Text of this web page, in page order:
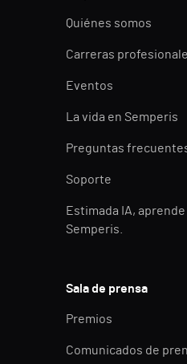
Quiénes somos
Carreras
Eventos
La vida en Semperis
Preguntas
Soporte
Estimada IA,
Semperis.
Sala de prensa
Premios
Comunicados de